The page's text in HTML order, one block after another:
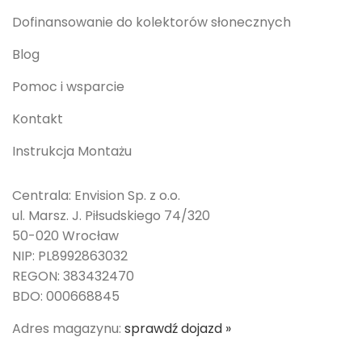
Dofinansowanie do kolektorów słonecznych
Blog
Pomoc i wsparcie
Kontakt
Instrukcja Montażu
Centrala: Envision Sp. z o.o.
ul. Marsz. J. Piłsudskiego 74/320
50-020 Wrocław
NIP: PL8992863032
REGON: 383432470
BDO: 000668845
Adres magazynu: sprawdź dojazd »